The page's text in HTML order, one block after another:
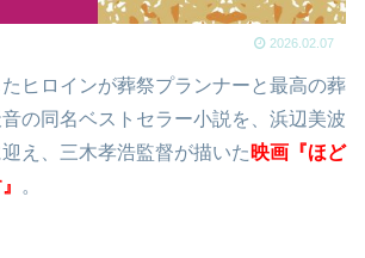
2026.02.07
ヒロインが葬祭プランナーと最高の葬
の同名ベストセラー小説を、浜辺美波
え、三木孝浩監督が描いた 映画『ほど
。